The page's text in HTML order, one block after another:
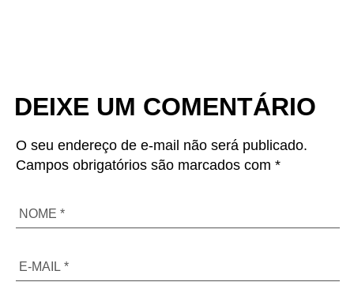
DEIXE UM COMENTÁRIO
O seu endereço de e-mail não será publicado.
Campos obrigatórios são marcados com *